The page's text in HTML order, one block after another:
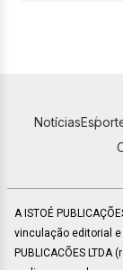
Notícias
A ISTOÉ
vinculação editorial e
PUBLICACÕES